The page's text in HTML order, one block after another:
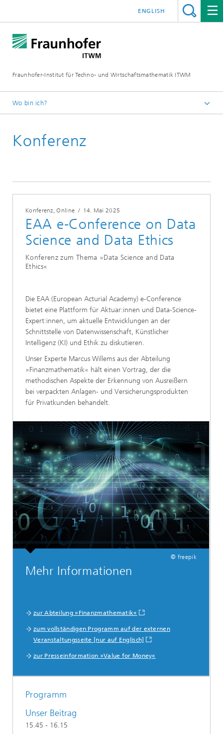
Fraunhofer-Institut für Techno- und Wirtschaftsmathematik ITWM
ENGLISH
Wo bin ich?
Messen|Veranstaltungen
Konferenz
Konferenz, Online / 14. Mai 2025
EAA e-Conference on Data
Science and Data Ethics
Konferenz zum Thema »Data Science and Data
Ethics«
Die EAA (European Acturial Academy) e-Conference
bietet eine Plattform für Aktuar:innen und Data-Science-
Expert:innen, um aktuelle Entwicklungen an der
Schnittstelle von Datenwissenschaft, Künstlicher
Intelligenz (KI) und Ethik zu diskutieren.
Unser Experte Marcus Willems aus der Abteilung
»Finanzmathematik« hält einen Vortrag, der die
methodischen Aspekte der Erkennung von Ausreißern
bei verpackten Anlagen- und Versicherungsprodukten
für Privatkunden behandelt.
© freepik
Mehr Informationen
zur Abteilung »Finanzmathematik«
zum vollständigen Programm auf der externen
Veranstaltungsseite [nur auf Englisch]
zur Presseinformation »Value for Money«
Programm
Unser Beitrag
15.45 - 16.15